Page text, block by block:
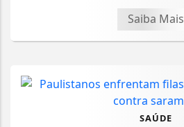
Saiba Mais
SAÚDE